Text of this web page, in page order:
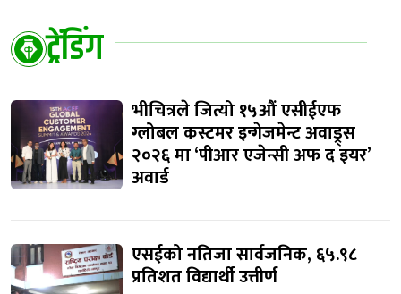
ट्रेंडिंग
भीचित्रले जित्यो १५औं एसीईएफ
ग्लोबल कस्टमर इन्गेजमेन्ट अवाड्र्स
२०२६ मा ‘पीआर एजेन्सी अफ द इयर’
अवार्ड
एसईको नतिजा सार्वजनिक, ६५.९८
प्रतिशत विद्यार्थी उत्तीर्ण